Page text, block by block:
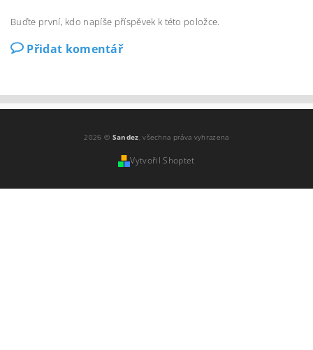
Buďte první, kdo napíše příspěvek k této položce.
Přidat komentář
2026 © Sandez, všechna práva vyhrazena
Vytvořil Shoptet